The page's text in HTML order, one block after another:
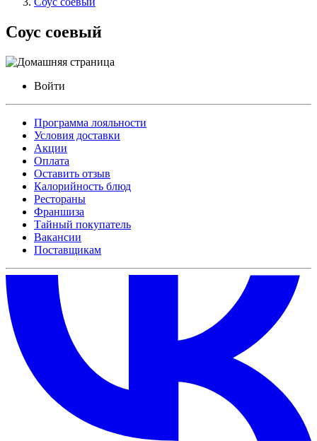
Соус соевый
Войти
Программа лояльности
Условия доставки
Акции
Оплата
Оставить отзыв
Калорийность блюд
Рестораны
Франшиза
Тайный покупатель
Вакансии
Поставщикам